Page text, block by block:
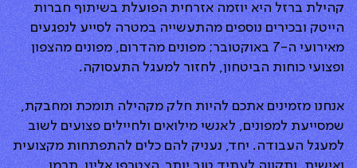
קהילת ברזל היא יוזמה אזרחית הפועלת בשיתוף חברות
הייטק ובכירים נוספים מהתעשייה במטרה לסייע לנפגעים
מאירועי ה-7 באוקטובר; מפונים מהדרום, מפונים מהצפון
ופצועי כוחות הביטחון, לחזור למעגל התעסוקה.
אנחנו מזמינים אתכם להיות חלק מקהילה תומכת ומחבקת,
שמסייעת למפונים, לאנשי מילואים ולחיילים פצועים לשוב
למעגל העבודה. יחד, נעניק להם כלים להתפתחות מקצועית